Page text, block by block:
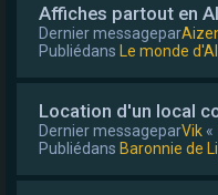
Affiches partout en
Dernier messagepar
Publiédans
Le monde
Location d'un local
Dernier messageparVik «
Publiédans Baronnie de